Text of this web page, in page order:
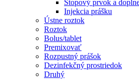
Stopový prvok a
Injekcia prášku
Ústne roztok
Roztok
Bolus/tablet
Premixovať
Rozpustný prášok
Dezinfekčný prostriedok
Druhý